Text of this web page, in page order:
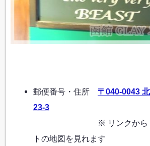
郵便番号・住所 〒040-0043
23-3
※ リンクから
トの地図を見れます